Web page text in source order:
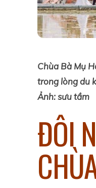
Chùa Bà Mụ
trong lòng du
Ảnh: sưu tầm
ĐÔI